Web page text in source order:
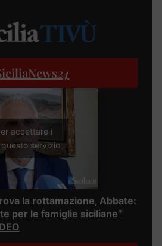
24
accettare i
servizio
la rottamazione, Abbate:
per le famiglie siciliane”